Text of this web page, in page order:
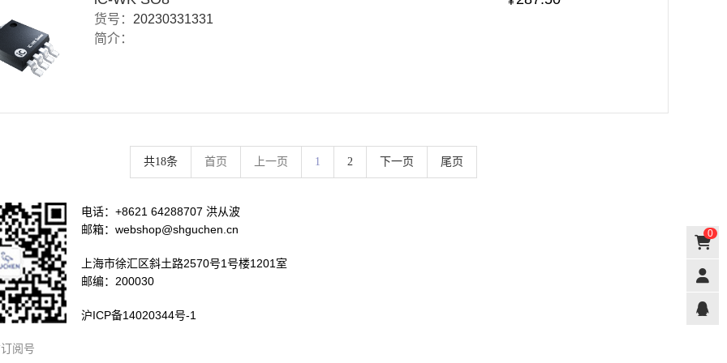
货号： 20230331331
简介：
共18条 首页 上一页 1 2 下一页 尾页
阅号
电话：+8621 64288707 洪从波
邮箱：webshop@shguchen.cn
上海市徐汇区斜土路2570号1号楼1201室
邮编：200030
沪ICP备14020344号-1
0